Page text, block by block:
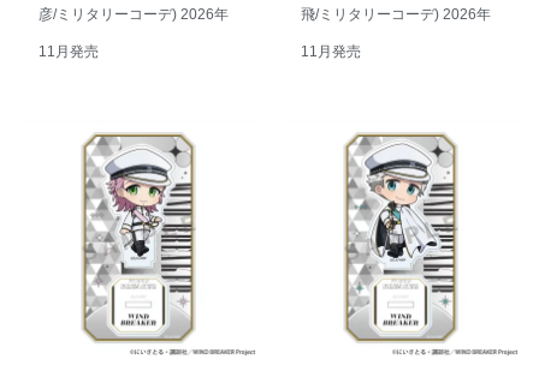
彦/ミリタリーコーデ) 2026年
11月発売
飛/ミリタリーコーデ) 2026年
11月発売